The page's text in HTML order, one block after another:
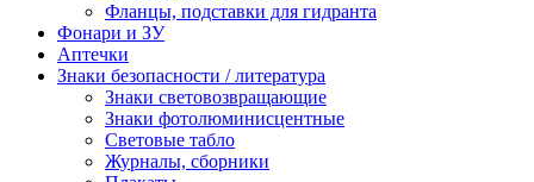
Фланцы, подставки для гидранта
Фонари и ЗУ
Аптечки
Знаки безопасности / литература
Знаки световозвращающие
Знаки фотолюминисцентные
Световые табло
Журналы, сборники